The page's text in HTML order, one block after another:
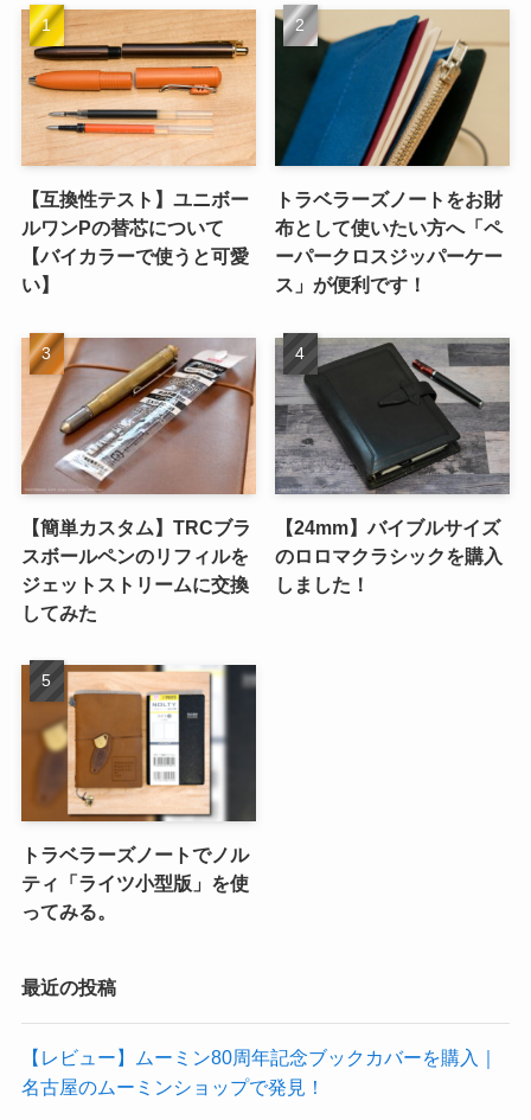
【互換性テスト】ユニボー
ルワンPの替芯について
【バイカラーで使うと可愛
い】
トラベラーズノートをお財
布として使いたい方へ「ペ
ーパークロスジッパーケー
ス」が便利です！
【簡単カスタム】TRCブラ
スボールペンのリフィルを
ジェットストリームに交換
してみた
【24mm】バイブルサイズ
のロロマクラシックを購入
しました！
トラベラーズノートでノル
ティ「ライツ小型版」を使
ってみる。
最近の投稿
【レビュー】ムーミン80周年記念ブックカバーを購入｜
名古屋のムーミンショップで発見！